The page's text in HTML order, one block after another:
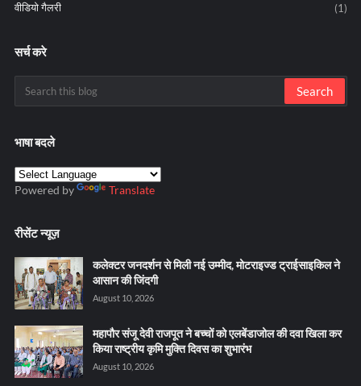
वीडियो गैलरी
(1)
सर्च करे
भाषा बदले
Powered by Translate
रीसेंट न्यूज़
कलेक्टर जनदर्शन से मिली नई उम्मीद, मोटराइज्ड ट्राईसाइकिल ने
आसान की जिंदगी
August 10, 2026
महापौर संजू देवी राजपूत ने बच्चों को एलबेंडाजोल की दवा खिला कर
किया राष्ट्रीय कृमि मुक्ति दिवस का शुभारंभ
August 10, 2026